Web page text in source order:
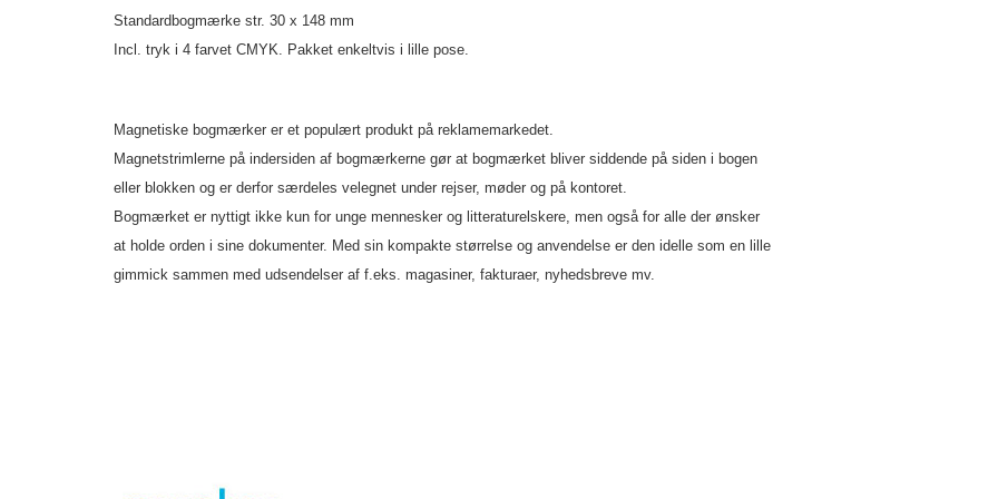
Standardbogmærke str. 30 x 148 mm
Incl. tryk i 4 farvet CMYK. Pakket enkeltvis i lille pose.
Magnetiske bogmærker er et populært produkt på reklamemarkedet.
Magnetstrimlerne på indersiden af bogmærkerne gør at bogmærket bliver siddende på siden i bogen
eller blokken og er derfor særdeles velegnet under rejser, møder og på kontoret.
Bogmærket er nyttigt ikke kun for unge mennesker og litteraturelskere, men også for alle der ønsker
at holde orden i sine dokumenter. Med sin kompakte størrelse og anvendelse er den idelle som en lille
gimmick sammen med udsendelser af f.eks. magasiner, fakturaer, nyhedsbreve mv.